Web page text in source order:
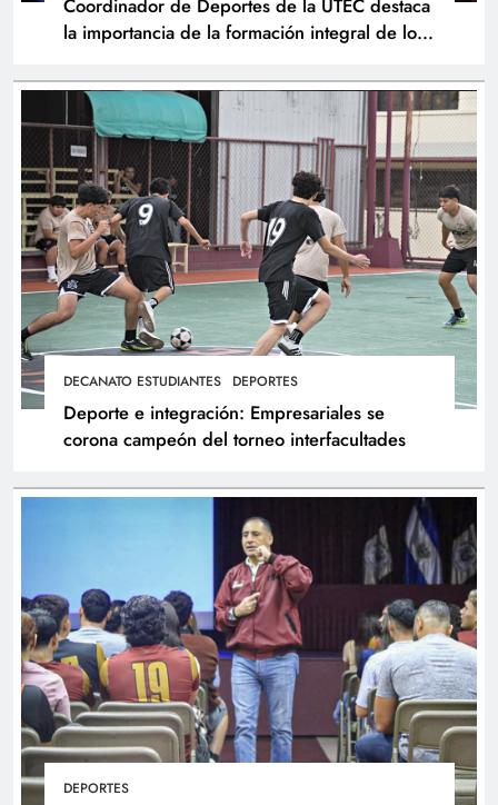
Coordinador de Deportes de la UTEC destaca
la importancia de la formación integral de los
DECANATO ESTUDIANTES DEPORTES
Deporte e integración: Empresariales se
corona campeón del torneo interfacultades
DEPORTES